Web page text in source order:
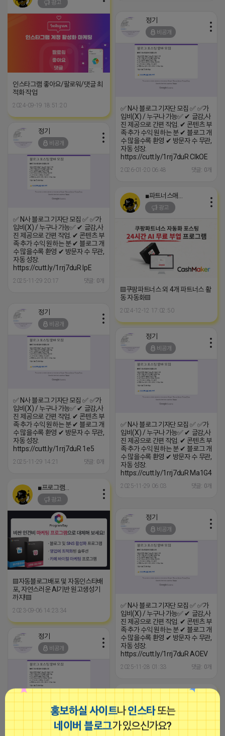
홍보하실 사이트나인스타또는
네이버 블로그가 있으신가요?
광고
인스타그램 좋아요/팔로워/댓글 최
적화 작업
2024-09-19 18:51:20
정기
비공개
✅ N사 블로그 기자단 모집 ✅ ✅가
입비(X) / 누구나 가능✅ ✔ 글감,사
진 제공으로 간편 작업. ✔ 콘텐츠 부
족·추가 수익 원하는 분 ✔ 블로그 개
수 많을수록 환영 ✔ 방문자 수 무관,
자동 성장.
https://cutt.ly/1rrj7duR ClkOE
2026-01-20 06:48 댓글: 0개
정기
비공개
✅ N사 블로그 기자단 모집 ✅ ✅가
입비(X) / 누구나 가능✅ ✔ 글감,사
진 제공으로 간편 작업. ✔ 콘텐츠 부
족·추가 수익 원하는 분 ✔ 블로그 개
수 많을수록 환영 ✔ 방문자 수 무관,
자동 성장.
https://cutt.ly/1rrj7duR IpE
2025-11-29 20:17 댓글: 0개
광고
▤쿠팡파트너스 외 4개 파트너스 활
동 자동화▤
2024-12-12 17:02:50
정기
비공개
✅ N사 블로그 기자단 모집 ✅ ✅가
입비(X) / 누구나 가능✅ ✔ 글감,사
진 제공으로 간편 작업. ✔ 콘텐츠 부
족·추가 수익 원하는 분 ✔ 블로그 개
수 많을수록 환영 ✔ 방문자 수 무관,
자동 성장.
https://cutt.ly/1rrj7duR 1e5
2025-11-29 14:21 댓글: 0개
정기
비공개
✅ N사 블로그 기자단 모집 ✅ ✅가
입비(X) / 누구나 가능✅ ✔ 글감,사
진 제공으로 간편 작업. ✔ 콘텐츠 부
족·추가 수익 원하는 분 ✔ 블로그 개
수 많을수록 환영 ✔ 방문자 수 무관,
자동 성장.
https://cutt.ly/1rrj7duR Ma1G4
2025-11-29 06:03 댓글: 0개
광고
▤자동블로그배포 및 자동인스타배
포, 자연스러운 AI기반 원고생성기
까지!▤
2023-09-06 14:23:34
정기
비공개
✅ N사 블로그 기자단 모집 ✅ ✅가
입비(X) / 누구나 가능✅ ✔ 글감,사
진 제공으로 간편 작업. ✔ 콘텐츠 부
족·추가 수익 원하는 분 ✔ 블로그 개
수 많을수록 환영 ✔ 방문자 수 무관,
자동 성장.
https://cutt.ly/1rrj7duR AOEV
2025-11-28 01:33 댓글: 0개
정기
비공개
✅ N사 블로그 기자단 모집 ✅ ✅가
입비(X) / 누구나 가능✅ ✔ 글감,사
■아이피몬스터■
광고